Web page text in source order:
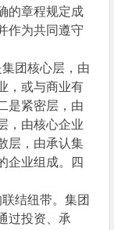
的章程规定成
作为共同遵守
团核心层，由
，或与商业有
是紧密层，由
，由核心企业
层，由承认集
企业组成。四
结纽带。集团
过投资、承